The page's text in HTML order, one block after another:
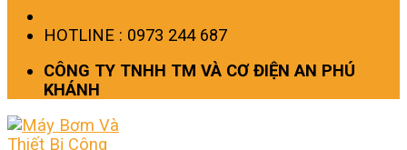
HOTLINE : 0973 244 687
CÔNG TY TNHH TM VÀ CƠ ĐIỆN AN PHÚ
KHÁNH